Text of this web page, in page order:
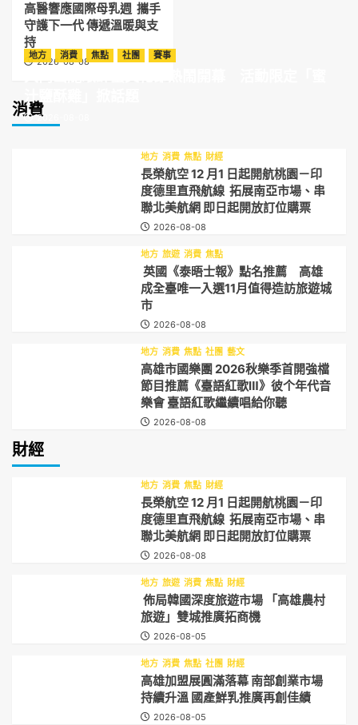
高醫響應國際母乳週 攜手
守護下一代 傳遞溫暖與支
持
2026-08-08
消費
地方 消費 焦點 社團 賽事
汁鹽酥雞」掀話題
2026-08-08
地方 消費 焦點 財經
長榮航空 12 月1 日起開航桃園－印
度德里直飛航線 拓展南亞市場、串
聯北美航網 即日起開放訂位購票
2026-08-08
地方 旅遊 消費 焦點
英國《泰晤士報》點名推薦 高雄
成全臺唯一入選11月值得造訪旅遊城
市
2026-08-08
地方 消費 焦點 社團 藝文
高雄市國樂團 2026秋樂季首開強檔
節目推薦《臺語紅歌Ⅲ》彼个年代音
樂會 臺語紅歌繼續唱給你聽
2026-08-08
財經
地方 消費 焦點 財經
長榮航空 12 月1 日起開航桃園－印
度德里直飛航線 拓展南亞市場、串
聯北美航網 即日起開放訂位購票
2026-08-08
地方 旅遊 消費 焦點 財經
佈局韓國深度旅遊市場 「高雄農村
旅遊」雙城推廣拓商機
2026-08-05
地方 消費 焦點 社團 財經
高雄加盟展圓滿落幕 南部創業市場
持續升溫 國產鮮乳推廣再創佳績
2026-08-05